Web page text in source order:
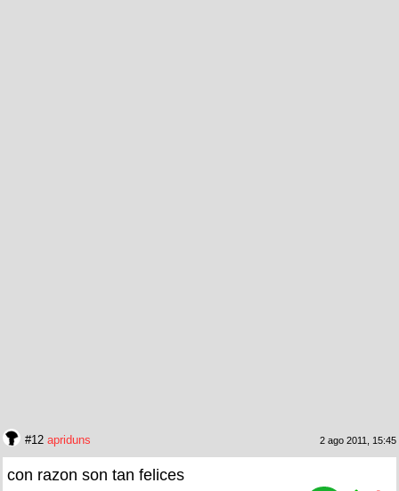
#12 apriduns 2 ago 2011, 15:45
con razon son tan felices